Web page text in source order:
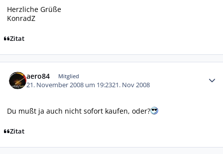
Herzliche Grüße
KonradZ
Zitat
aero84 Mitglied
21. November 2008 um 19:2321. Nov 2008
Du mußt ja auch nicht sofort kaufen, oder?
Zitat